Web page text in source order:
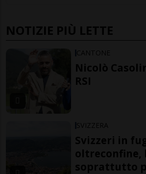
NOTIZIE PIÙ LETTE
CANTONE
Nicolò
RSI
SVIZZERA
Svizzeri in
oltreconfine,
soprattutto